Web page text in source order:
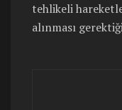
tehlikeli
alınması